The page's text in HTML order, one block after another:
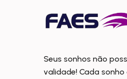
Seus sonhos não
validade! Cada sonho